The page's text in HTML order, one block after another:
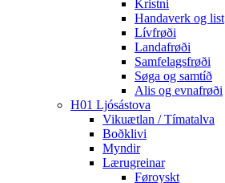
Kristni
Handaverk og list
Lívfrøði
Landafrøði
Samfelagsfrøði
Søga og samtíð
Alis og evnafrøði
H01 Ljósástova
Vikuætlan / Tímatalva
Boðklivi
Myndir
Lærugreinar
Føroyskt